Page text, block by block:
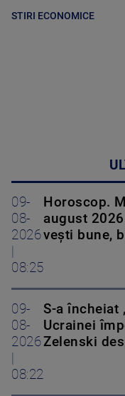
STIRI ECONOMICE
09-
08-
2026
08:25
Horoscop.
august
vești bune,
09-
08-
2026
08:22
S-a încheiat
Ucrainei
Zelenski